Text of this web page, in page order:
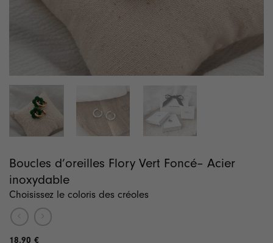
Boucles d’oreilles Flory Vert Foncé– Acier
inoxydable
Choisissez le coloris des créoles
18.90 €